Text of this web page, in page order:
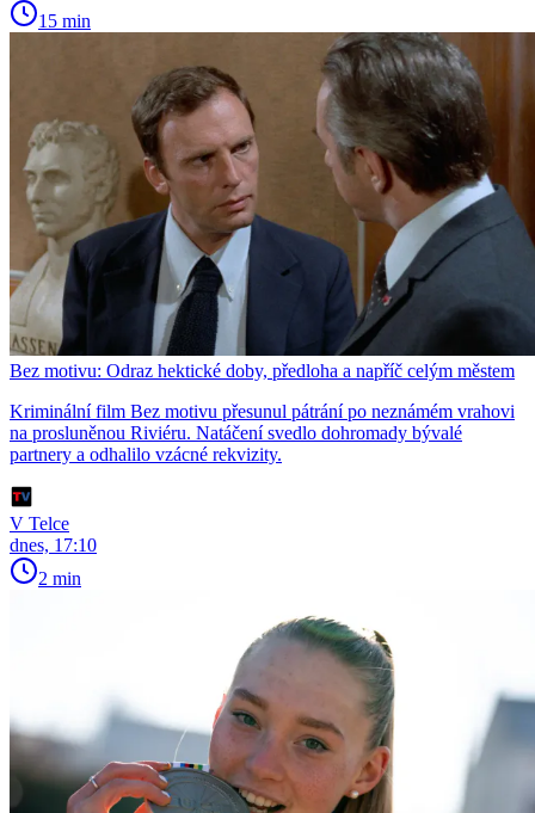
15 min
Bez motivu: Odraz hektické doby, předloha a napříč celým městem
Kriminální film Bez motivu přesunul pátrání po neznámém vrahovi
na prosluněnou Riviéru. Natáčení svedlo dohromady bývalé
partnery a odhalilo vzácné rekvizity.
V Telce
dnes, 17:10
2 min